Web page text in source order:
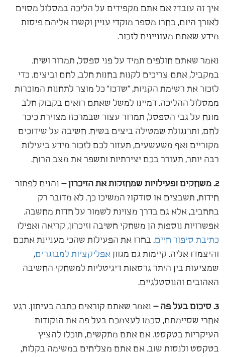
איך זה עובד? אם אתם מקפידים על הליכה במסלול מסוים
לאורך היום, בחרו מספר מוקדי עניין וקשרו אליהם פיסות
מידע שאתם מעוניינים לזכור.
נאמר שאתם חולפים תמיד על פני ספסל, תמרור ושיח.
במקביל, אתם צריכים לקנות בחנות חלב, לחם וביצים. כדי
לזכור את רשימת הקניות, "שדכו" כל מוצר לתחנות המוכרות
ממסלול ההליכה. דמיינו למשל שאתם רואים בקבוק חלב
מונח על גבי הספסל, תמרור עצור שבמרכזו מצוירת כיכר
לחם, ותרנגולת שמטילה ביצים בשיח. חשיבה על שידוכים
מקוריים ואף משעשעים, תעזור לכם לזכור מידע ביעילות
רבה יותר, תעורר בכם יצירתיות ותשפר את מצב הרוח.
2. משחקים ופעילויות שמחזקות את הזיכרון –
נהנים לפתור
חידות, תשבצים או סודקו? המשיכו כך. לא מדובר רק
בתחביב, אלא גם בדרך מצוינת לשמור על חדות מחשבה.
אפשרויות נוספות הן משחקי חשיבה וזיכרון, קריאה ואפילו
כתיבת סיפור חיים. בחרו את הפעילות שהכי מעניינת אתכם
והיצמדו אליה. קיימות גם מגוון אפליקציות למבוגרים,
שמציעות בין היתר גרסאות דיגיטליות למשחקי החשיבה
האהובים והנוסטלגיים.
3. סיכום בעל פה –
נאמר שאתם קוראים כתבה בעיתון. רגע
אחרי שסיימתם, סכמו לעצמכם בעל פה את הנקודות
העיקריות בטקסט. אם אתם מתקשים, תוכלו להציץ
בטקסט ולנסות שוב. אם אתם מצליחים במשימה בקלות,